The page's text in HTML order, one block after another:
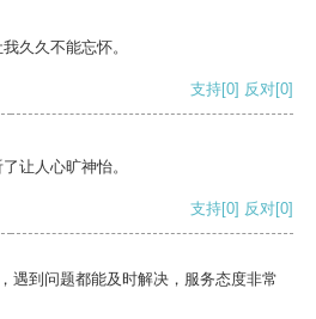
久久不能忘怀。
支持[0] 反对[0]
让人心旷神怡。
支持[0] 反对[0]
遇到问题都能及时解决，服务态度非常